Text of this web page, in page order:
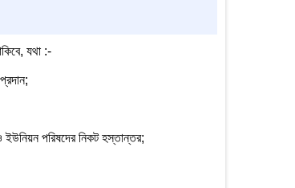
যথা :-
ইউনিয়ন পরিষদের নিকট হস্তান্তর;